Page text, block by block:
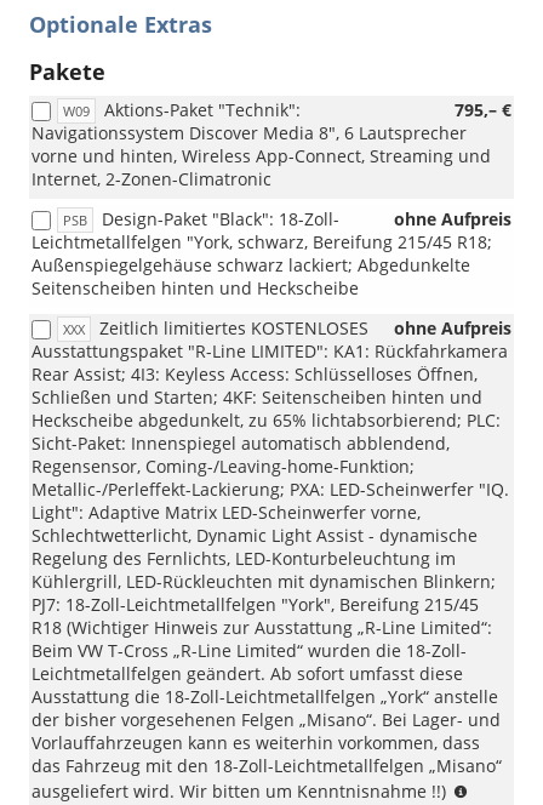
Optionale Extras
Pakete
W09 795,– €
Aktions-Paket "Technik":
Navigationssystem Discover Media 8", 6 Lautsprecher
vorne und hinten, Wireless App-Connect, Streaming und
Internet, 2-Zonen-Climatronic
PSB ohne Aufpreis
Design-Paket "Black": 18-Zoll-
Leichtmetallfelgen "York, schwarz, Bereifung 215/45 R18;
Außenspiegelgehäuse schwarz lackiert; Abgedunkelte
Seitenscheiben hinten und Heckscheibe
XXX ohne Aufpreis
Zeitlich limitiertes KOSTENLOSES
Ausstattungspaket "R-Line LIMITED": KA1: Rückfahrkamera
Rear Assist; 4I3: Keyless Access: Schlüsselloses Öffnen,
Schließen und Starten; 4KF: Seitenscheiben hinten und
Heckscheibe abgedunkelt, zu 65% lichtabsorbierend; PLC:
Sicht-Paket: Innenspiegel automatisch abblendend,
Regensensor, Coming-/Leaving-home-Funktion;
Metallic-/Perleffekt-Lackierung; PXA: LED-Scheinwerfer "IQ.
Light": Adaptive Matrix LED-Scheinwerfer vorne,
Schlechtwetterlicht, Dynamic Light Assist - dynamische
Regelung des Fernlichts, LED-Konturbeleuchtung im
Kühlergrill, LED-Rückleuchten mit dynamischen Blinkern;
PJ7: 18-Zoll-Leichtmetallfelgen "York", Bereifung 215/45
R18 (Wichtiger Hinweis zur Ausstattung „R-Line Limited“:
Beim VW T-Cross „R-Line Limited“ wurden die 18-Zoll-
Leichtmetallfelgen geändert. Ab sofort umfasst diese
Ausstattung die 18-Zoll-Leichtmetallfelgen „York“ anstelle
der bisher vorgesehenen Felgen „Misano“. Bei Lager- und
Vorlauffahrzeugen kann es weiterhin vorkommen, dass
das Fahrzeug mit den 18-Zoll-Leichtmetallfelgen „Misano“
ausgeliefert wird. Wir bitten um Kenntnisnahme !!)